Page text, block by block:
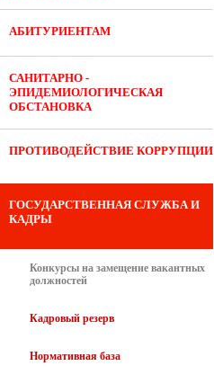
АБИТУРИЕНТАМ
САНИТАРНО -
ЭПИДЕМИОЛОГИЧЕСКАЯ
ОБСТАНОВКА
ПРОТИВОДЕЙСТВИЕ КОРРУПЦИИ
ГОСУДАРСТВЕННАЯ СЛУЖБА И
КАДРЫ
Конкурсы на замещение вакантных
должностей
Кадровый резерв
Нормативная база